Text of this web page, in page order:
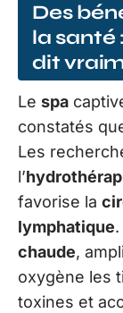
Des
la santé
dit
Le spa
constatés
Les
l’
favorise la
lymphatique
chaude,
oxygène les
toxines et